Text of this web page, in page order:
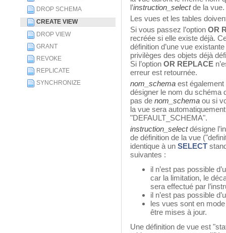
DROP SCHEMA
CREATE VIEW
DROP VIEW
GRANT
REVOKE
REPLICATE
SYNCHRONIZE
l’instruction_selectde la vue.
Les vues et les tables
Si vous passez l’option OR
recréée si elle existe déjà.
définition d’une vue
privilèges des objets déjà
Si l’option OR REPLACE
erreur est retournée.
nom_schema est
désigner le nom du schéma
pas de nom_schema ou si
la vue sera
"DEFAULT_SCHEMA".
instruction_selectdésigne
de définition de la vue
identique à un SELECT
suivantes :
il n’est pas possible
car la limitation, le
sera effectué par
il n’est pas possible
les vues sont en
être mises à jour.
Une définition de vue est